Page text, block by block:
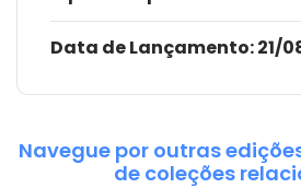
Data de Lançamento:21/
Navegue por outras
de coleções